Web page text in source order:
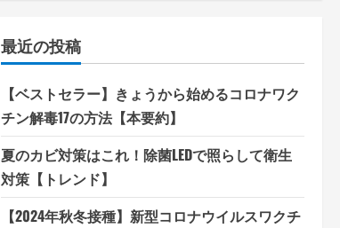
最近の投稿
【ベストセラー】きょうから始めるコロナワク
チン解毒17の方法【本要約】
夏のカビ対策はこれ！除菌LEDで照らして衛生
対策【トレンド】
【2024年秋冬接種】新型コロナウイルスワクチ